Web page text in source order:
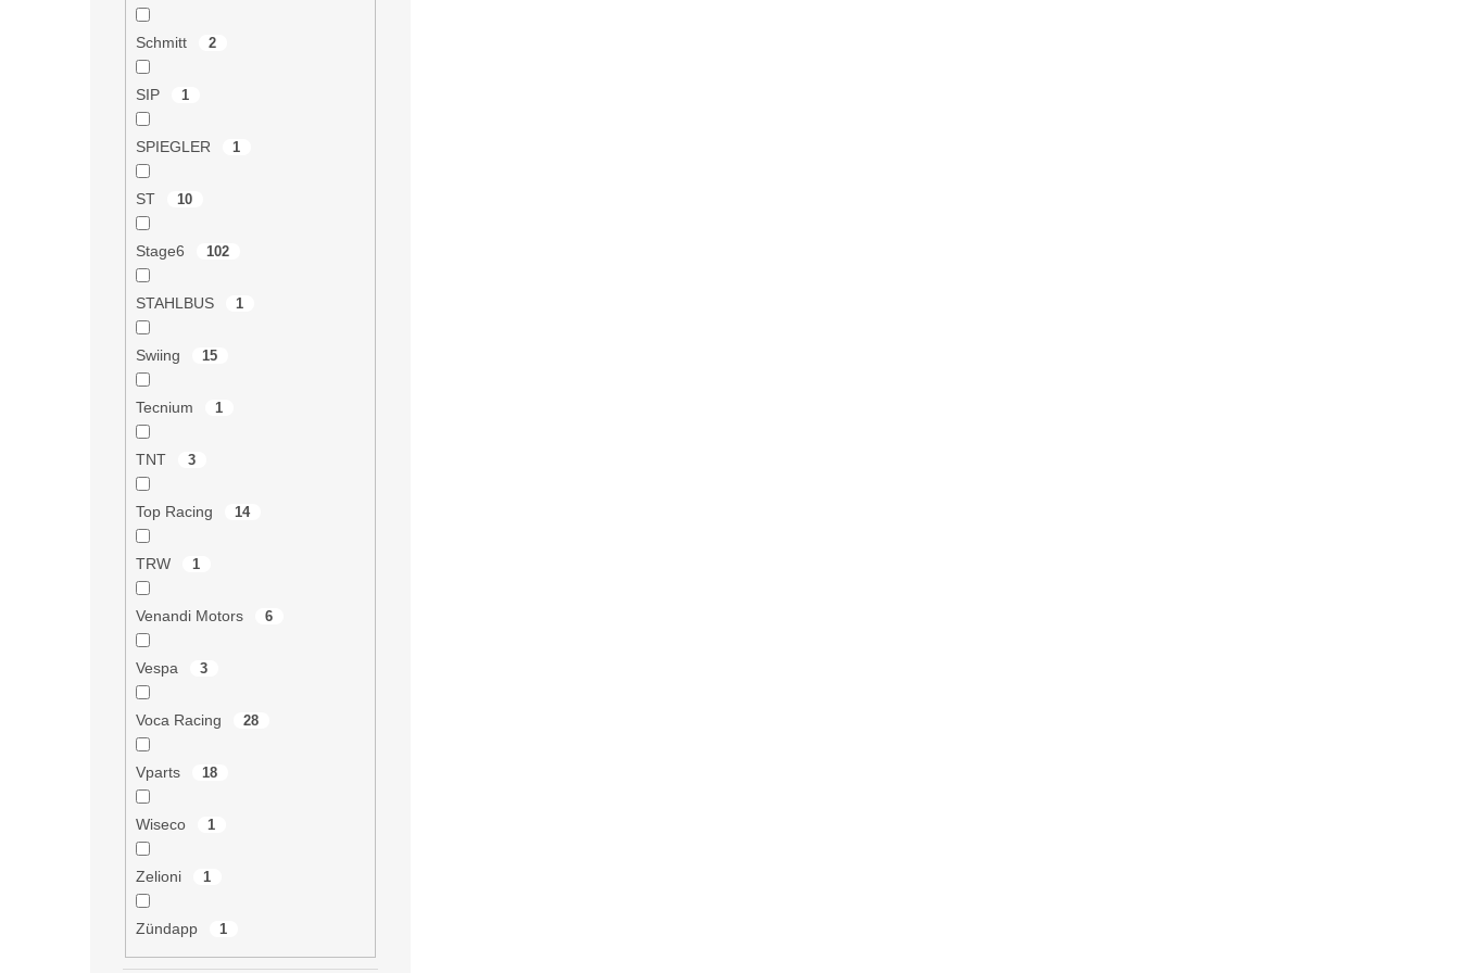
Schmitt 2
SIP 1
SPIEGLER 1
ST 10
Stage6 102
STAHLBUS 1
Swiing 15
Tecnium 1
TNT 3
Top Racing 14
TRW 1
Venandi Motors 6
Vespa 3
Voca Racing 28
Vparts 18
Wiseco 1
Zelioni 1
Zündapp 1